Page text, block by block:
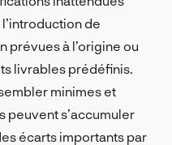
de
prévues à l’origine ou
livrables prédéfinis.
minimes et
peuvent s’accumuler
écarts importants par